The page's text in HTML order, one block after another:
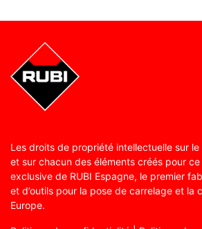
Les droits de propriété intellectuelle sur
et sur chacun des éléments créés pour
exclusive de RUBI Espagne, le premier
et d’outils pour la pose de carrelage et la
Europe.